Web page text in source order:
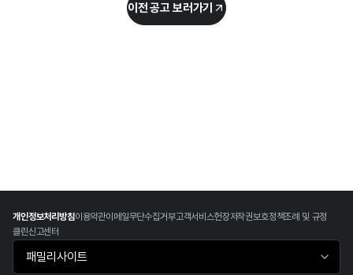
이전 공고 보러가기
개인정보처리방침이용약관이메일무단수집거부고객서비스헌장저작권보호정책조례 및 규정
클린신고센터
패밀리사이트 바로가기